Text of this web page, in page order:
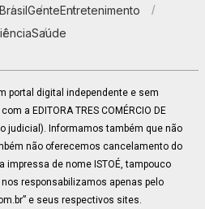
BrasilGenteEntretenimento
Saúde
portal digital independente e sem
a EDITORA TRES COMÉRCIO DE
judicial). Informamos também que não
não oferecemos cancelamento do
de nome ISTOÉ, tampouco
responsabilizamos apenas pelo
e seus respectivos sites.